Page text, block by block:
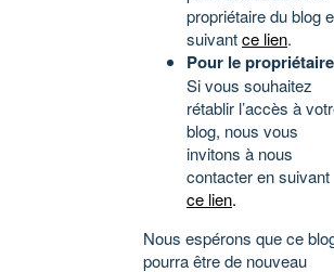
propriétaire du blog
suivantce lien.
Pour le propriétaire
Si vous souhaitez
rétablir l’accès à
blog, nous vous
invitons à nous
contacter en suivant
ce lien.
Nous espérons que ce
pourra être de nouveau